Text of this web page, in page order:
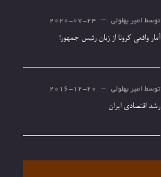
توسط امیر بهلولی 2020-07-24
آمار واقعی کرونا از زبان رئیس جمهور!
توسط امیر بهلولی 2016-12-20
رشد اقتصادی ایران